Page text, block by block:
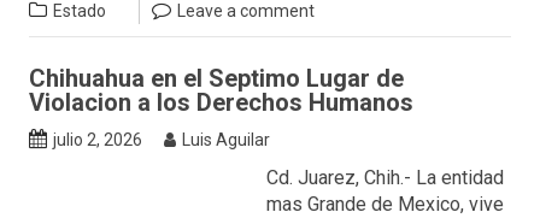
Estado Leave a comment
Chihuahua en el Septimo Lugar de
Violacion a los Derechos Humanos
julio 2, 2026 Luis Aguilar
Cd. Juarez, Chih.- La entidad
mas Grande de Mexico, vive